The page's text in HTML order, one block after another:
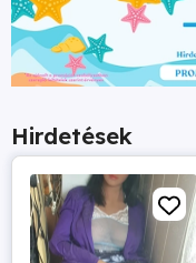
Hirdetések